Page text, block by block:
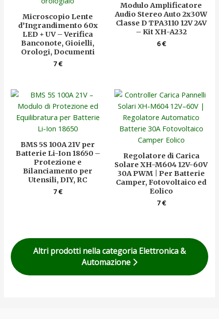
Microscopio Lente
d’Ingrandimento 60x
LED + UV – Verifica
Banconote, Gioielli,
Orologi, Documenti
7€
Modulo Amplificatore
Audio Stereo Auto 2x30W
Classe D TPA3110 12V 24V
– Kit XH-A232
6€
BMS 5S 100A 21V per
Batterie Li-Ion 18650 –
Protezione e
Bilanciamento per
Utensili, DIY, RC
7€
Regolatore di Carica
Solare XH-M604 12V-60V
30A PWM | Per Batterie
Camper, Fotovoltaico ed
Eolico
7€
Altri prodotti nella categoria Elettronica &
Automazione